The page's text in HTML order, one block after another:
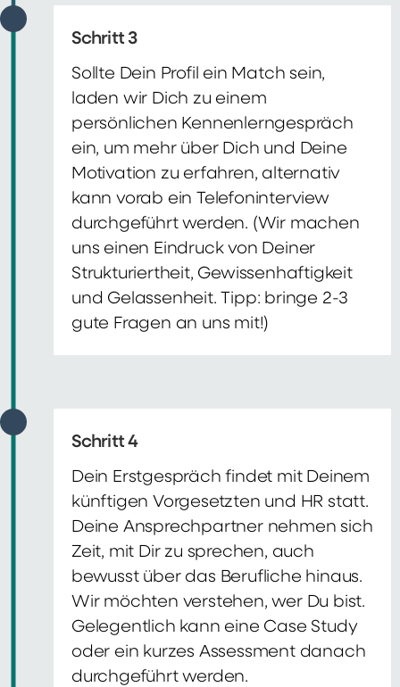
Schritt 3
Sollte Dein Profil ein Match sein,
laden wir Dich zu einem
persönlichen Kennenlerngespräch
ein, um mehr über Dich und Deine
Motivation zu erfahren, alternativ
kann vorab ein Telefoninterview
durchgeführt werden. (Wir machen
uns einen Eindruck von Deiner
Strukturiertheit, Gewissenhaftigkeit
und Gelassenheit. Tipp: bringe 2-3
gute Fragen an uns mit!)
Schritt 4
Dein Erstgespräch findet mit Deinem
künftigen Vorgesetzten und HR statt.
Deine Ansprechpartner nehmen sich
Zeit, mit Dir zu sprechen, auch
bewusst über das Berufliche hinaus.
Wir möchten verstehen, wer Du bist.
Gelegentlich kann eine Case Study
oder ein kurzes Assessment danach
durchgeführt werden.